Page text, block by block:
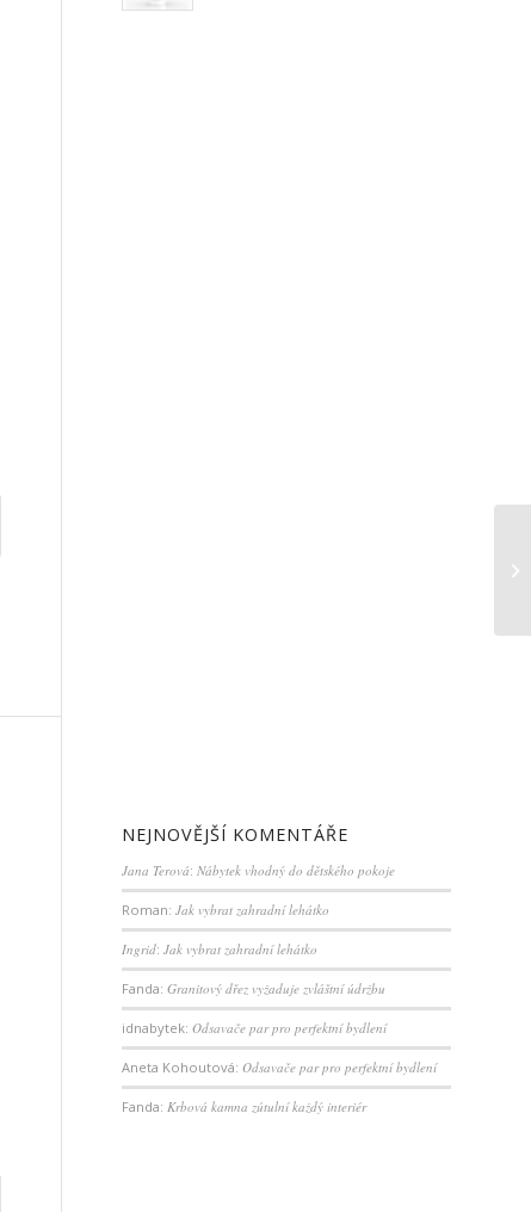
NEJNOVĚJŠÍ KOMENTÁŘE
Jana Terová:Nábytek vhodný do dětského pokoje
Roman:Jak vybrat zahradní lehátko
Ingrid:Jak vybrat zahradní lehátko
Fanda:Granitový dřez vyžaduje zvláštní údržbu
idnabytek:Odsavače par pro perfektní bydlení
Aneta Kohoutová:Odsavače par pro perfektní bydlení
Fanda:Krbová kamna zútulní každý interiér